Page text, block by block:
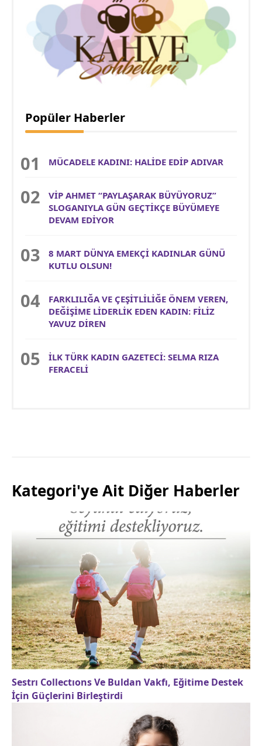
Popüler Haberler
MÜCADELE KADINI: HALİDE EDİP ADIVAR
VİP AHMET “PAYLAŞARAK BÜYÜYORUZ”
SLOGANIYLA GÜN GEÇTİKÇE BÜYÜMEYE
DEVAM EDİYOR
8 MART DÜNYA EMEKÇİ KADINLAR GÜNÜ
KUTLU OLSUN!
FARKLILIĞA VE ÇEŞİTLİLİĞE ÖNEM VEREN,
DEĞİŞİME LİDERLİK EDEN KADIN: FİLİZ
YAVUZ DİREN
İLK TÜRK KADIN GAZETECİ: SELMA RIZA
FERACELİ
Kategori'ye Ait Diğer Haberler
Sestrı Collectıons Ve Buldan Vakfı, Eğitime Destek
İçin Güçlerini Birleştirdi